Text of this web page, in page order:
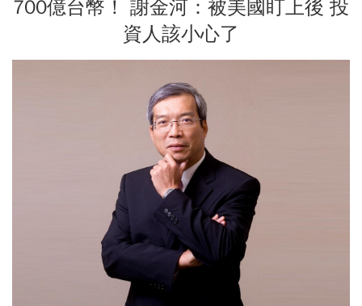
700億台幣！ 謝金河：被美國盯上後 投
資人該小心了